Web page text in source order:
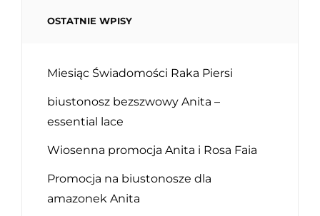
OSTATNIE WPISY
Miesiąc Świadomości Raka Piersi
biustonosz bezszwowy Anita –
essential lace
Wiosenna promocja Anita i Rosa Faia
Promocja na biustonosze dla
amazonek Anita